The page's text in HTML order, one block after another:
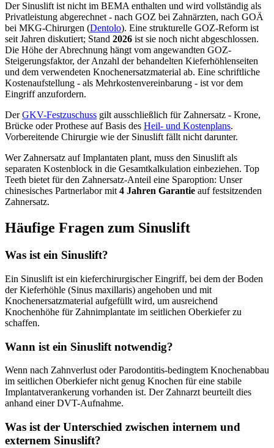
Der Sinuslift ist nicht im BEMA enthalten und wird vollständig als
Privatleistung abgerechnet - nach GOZ bei Zahnärzten, nach GOÄ
bei MKG-Chirurgen (Dentolo). Eine strukturelle GOZ-Reform ist
seit Jahren diskutiert; Stand 2026 ist sie noch nicht abgeschlossen.
Die Höhe der Abrechnung hängt vom angewandten GOZ-
Steigerungsfaktor, der Anzahl der behandelten Kieferhöhlenseiten
und dem verwendeten Knochenersatzmaterial ab. Eine schriftliche
Kostenaufstellung - als Mehrkostenvereinbarung - ist vor dem
Eingriff anzufordern.
DerGKV-Festzuschuss gilt ausschließlich für Zahnersatz - Krone,
Brücke oder Prothese auf Basis des Heil- und Kostenplans.
Vorbereitende Chirurgie wie der Sinuslift fällt nicht darunter.
Wer Zahnersatz auf Implantaten plant, muss den Sinuslift als
separaten Kostenblock in die Gesamtkalkulation einbeziehen. Top
Teeth bietet für den Zahnersatz-Anteil eine Sparoption: Unser
chinesisches Partnerlabor mit4 Jahren Garantie auf festsitzenden
Zahnersatz.
Häufige Fragen zum Sinuslift
Was ist ein Sinuslift?
Ein Sinuslift ist ein kieferchirurgischer Eingriff, bei dem der Boden
der Kieferhöhle (Sinus maxillaris) angehoben und mit
Knochenersatzmaterial aufgefüllt wird, um ausreichend
Knochenhöhe für Zahnimplantate im seitlichen Oberkiefer zu
schaffen.
Wann ist ein Sinuslift notwendig?
Wenn nach Zahnverlust oder Parodontitis-bedingtem Knochenabbau
im seitlichen Oberkiefer nicht genug Knochen für eine stabile
Implantatverankerung vorhanden ist. Der Zahnarzt beurteilt dies
anhand einer DVT-Aufnahme.
Was ist der Unterschied zwischen internem und
externem Sinuslift?